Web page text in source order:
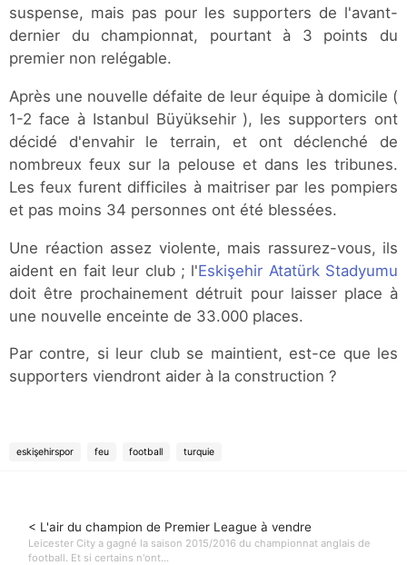
suspense, mais pas pour les supporters de l'avant-
dernier du championnat, pourtant à 3 points du
premier non relégable.
Après une nouvelle défaite de leur équipe à domicile (
1-2 face à Istanbul Büyüksehir ), les supporters ont
décidé d'envahir le terrain, et ont déclenché de
nombreux feux sur la pelouse et dans les tribunes.
Les feux furent difficiles à maitriser par les pompiers
et pas moins 34 personnes ont été blessées.
Une réaction assez violente, mais rassurez-vous, ils
aident en fait leur club ; l'Eskişehir Atatürk Stadyumu
doit être prochainement détruit pour laisser place à
une nouvelle enceinte de 33.000 places.
Par contre, si leur club se maintient, est-ce que les
supporters viendront aider à la construction ?
eskişehirspor feu football turquie
< L'air du champion de Premier League à vendre
Leicester City a gagné la saison 2015/2016 du championnat anglais de
football. Et si certains n'ont...